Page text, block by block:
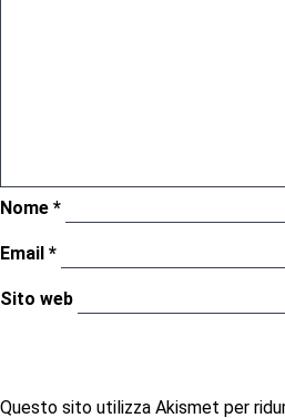
Nome *
Email *
Sito web
Questo sito utilizza Akismet per